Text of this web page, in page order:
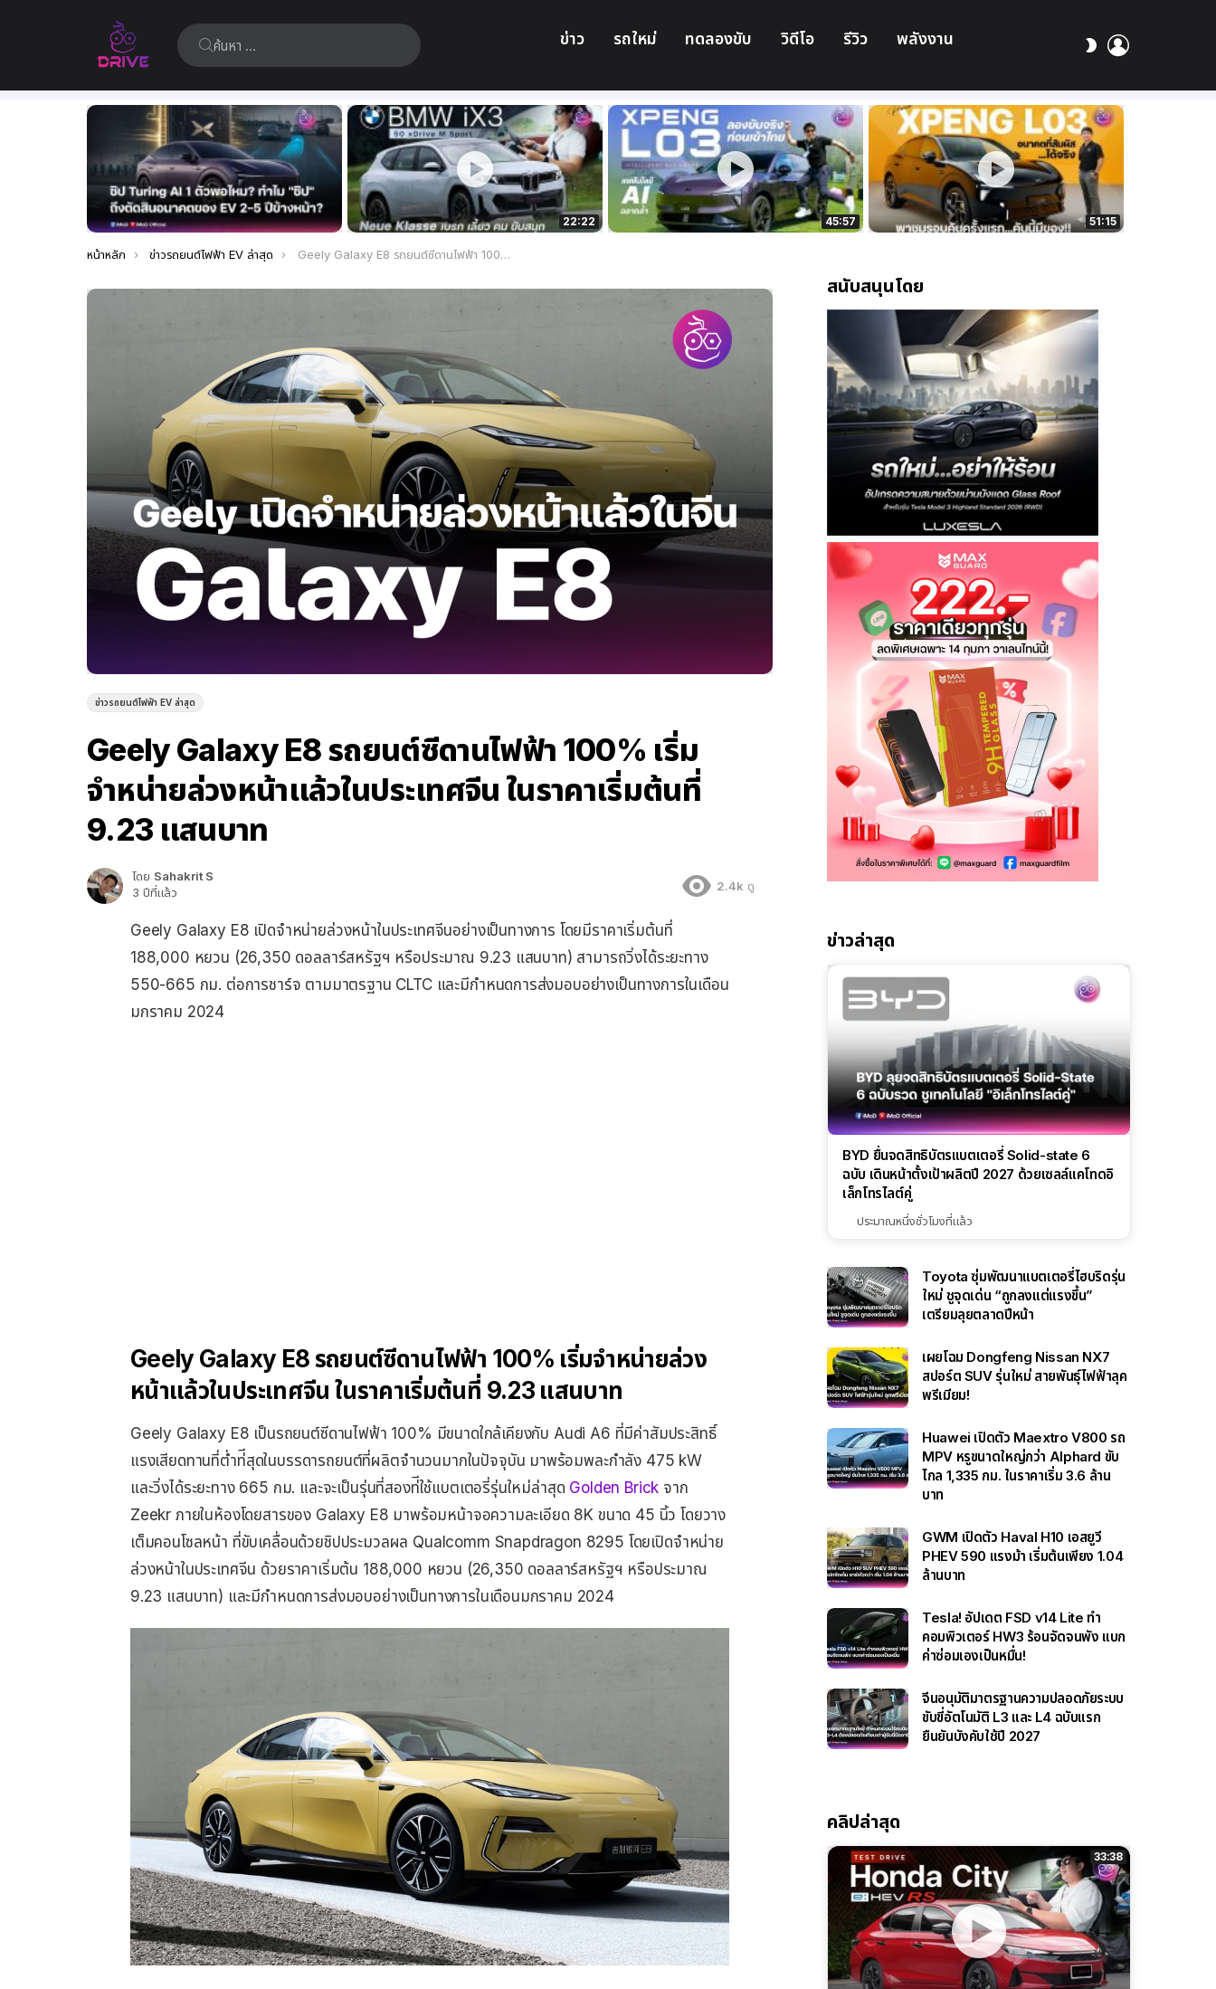
ค้นหา: ข่าว รถใหม่ ทดลองขับ วิดีโอ รีวิว พลังงาน
สลับ
เรื่อง
ล่าสุด
22:22 45:57 51:15
คุณอยู่ที่นี่:
หน้าหลัก ข่าวรถยนต์ไฟฟ้า EV ล่าสุด Geely Galaxy E8 รถยนต์ซีดานไฟฟ้า 100% เริ่มจำหน่ายล่วงหน้าแล้วในประเทศจีน ในราคาเริ่มต้นที่ 9.23 แสนบาท
ข่าวรถยนต์ไฟฟ้า EV ล่าสุด
Geely Galaxy E8 รถยนต์ซีดานไฟฟ้า 100% เริ่ม
จำหน่ายล่วงหน้าแล้วในประเทศจีน ในราคาเริ่มต้นที่
9.23 แสนบาท
โดย Sahakrit S
3 ปีที่แล้ว
2.4k ดู
Geely Galaxy E8 เปิดจำหน่ายล่วงหน้าในประเทศจีนอย่างเป็นทางการ โดยมีราคาเริ่มต้นที่
188,000 หยวน (26,350 ดอลลาร์สหรัฐฯ หรือประมาณ 9.23 แสนบาท) สามารถวิ่งได้ระยะทาง
550-665 กม. ต่อการชาร์จ ตามมาตรฐาน CLTC และมีกำหนดการส่งมอบอย่างเป็นทางการในเดือน
มกราคม 2024
Geely Galaxy E8 รถยนต์ซีดานไฟฟ้า 100% เริ่มจำหน่ายล่วง
หน้าแล้วในประเทศจีน ในราคาเริ่มต้นที่ 9.23 แสนบาท
Geely Galaxy E8 เป็นรถยนต์ซีดานไฟฟ้า 100% มีขนาดใกล้เคียงกับ Audi A6 ที่มีค่าสัมประสิทธิ์
แรงเสียดทานที่ต่ำท่ีสุดในบรรดารถยนต์ที่ผลิตจำนวนมากในปัจจุบัน มาพร้อมพละกำลัง 475 kW
และวิ่งได้ระยะทาง 665 กม. และจะเป็นรุ่นที่สองท่ีใช้แบตเตอรี่รุ่นใหม่ล่าสุด Golden Brick จาก
Zeekr ภายในห้องโดยสารของ Galaxy E8 มาพร้อมหน้าจอความละเอียด 8K ขนาด 45 นิ้ว โดยวาง
เต็มคอนโซลหน้า ที่ขับเคลื่อนด้วยชิปประมวลผล Qualcomm Snapdragon 8295 โดยเปิดจำหน่าย
ล่วงหน้าในประเทศจีน ด้วยราคาเริ่มต้น 188,000 หยวน (26,350 ดอลลาร์สหรัฐฯ หรือประมาณ
9.23 แสนบาท) และมีกำหนดการส่งมอบอย่างเป็นทางการในเดือนมกราคม 2024
สนับสนุนโดย
ข่าวล่าสุด
BYD ยื่นจดสิทธิบัตรแบตเตอรี่ Solid-state 6
ฉบับ เดินหน้าตั้งเป้าผลิตปี 2027 ด้วยเซลล์แคโทดอิ
เล็กโทรไลต์คู่
ประมาณหนึ่งชั่วโมงที่แล้ว
Toyota ซุ่มพัฒนาแบตเตอรี่ไฮบริดรุ่น
ใหม่ ชูจุดเด่น “ถูกลงแต่แรงขึ้น”
เตรียมลุยตลาดปีหน้า
เผยโฉม Dongfeng Nissan NX7
สปอร์ต SUV รุ่นใหม่ สายพันธุ์ไฟฟ้าลุค
พรีเมียม!
Huawei เปิดตัว Maextro V800 รถ
MPV หรูขนาดใหญ่กว่า Alphard ขับ
ไกล 1,335 กม. ในราคาเริ่ม 3.6 ล้าน
บาท
GWM เปิดตัว Haval H10 เอสยูวี
PHEV 590 แรงม้า เริ่มต้นเพียง 1.04
ล้านบาท
Tesla! อัปเดต FSD v14 Lite ทำ
คอมพิวเตอร์ HW3 ร้อนจัดจนพัง แบก
ค่าซ่อมเองเป็นหมื่น!
จีนอนุมัติมาตรฐานความปลอดภัยระบบ
ขับขี่อัตโนมัติ L3 และ L4 ฉบับแรก
ยืนยันบังคับใช้ปี 2027
คลิปล่าสุด
33:38